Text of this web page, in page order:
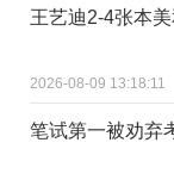
王艺迪2-4张本
2026-08-09 13:18:11
笔试第一被劝弃